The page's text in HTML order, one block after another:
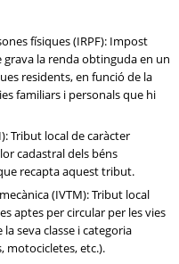
físiques (IRPF): Impost
la renda obtinguda en un
residents, en funció de la
familiars i personals que hi
Tribut local de caràcter
cadastral dels béns
recapta aquest tribut.
(IVTM): Tribut local
aptes per circular per les vies
seva classe i categoria
motocicletes, etc.).